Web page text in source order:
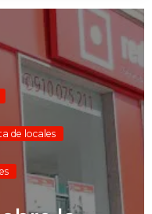
de locales